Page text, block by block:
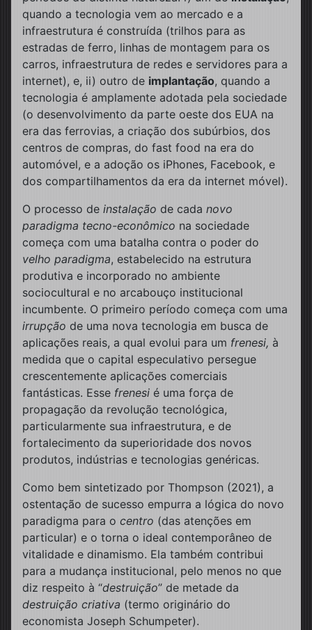
quando a tecnologia vem ao mercado e a
infraestrutura é construída (trilhos para as
estradas de ferro, linhas de montagem para os
carros, infraestrutura de redes e servidores para a
internet), e, ii) outro de implantação, quando a
tecnologia é amplamente adotada pela sociedade
(o desenvolvimento da parte oeste dos EUA na
era das ferrovias, a criação dos subúrbios, dos
centros de compras, do fast food na era do
automóvel, e a adoção os iPhones, Facebook, e
dos compartilhamentos da era da internet móvel).
O processo de instalação de cada novo
paradigma tecno-econômico na sociedade
começa com uma batalha contra o poder do
velho paradigma, estabelecido na estrutura
produtiva e incorporado no ambiente
sociocultural e no arcabouço institucional
incumbente. O primeiro período começa com uma
irrupção de uma nova tecnologia em busca de
aplicações reais, a qual evolui para um frenesi, à
medida que o capital especulativo persegue
crescentemente aplicações comerciais
fantásticas. Esse frenesi é uma força de
propagação da revolução tecnológica,
particularmente sua infraestrutura, e de
fortalecimento da superioridade dos novos
produtos, indústrias e tecnologias genéricas.
Como bem sintetizado por Thompson (2021), a
ostentação de sucesso empurra a lógica do novo
paradigma para o centro (das atenções em
particular) e o torna o ideal contemporâneo de
vitalidade e dinamismo. Ela também contribui
para a mudança institucional, pelo menos no que
diz respeito à “destruição” de metade da
destruição criativa (termo originário do
economista Joseph Schumpeter).